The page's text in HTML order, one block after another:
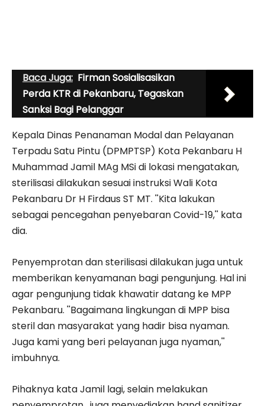
Baca Juga: Firman Sosialisasikan
Perda KTR di Pekanbaru, Tegaskan
Sanksi Bagi Pelanggar
Kepala Dinas Penanaman Modal dan Pelayanan
Terpadu Satu Pintu (DPMPTSP) Kota Pekanbaru H
Muhammad Jamil MAg MSi di lokasi mengatakan,
sterilisasi dilakukan sesuai instruksi Wali Kota
Pekanbaru Dr H Firdaus ST MT. ''Kita lakukan
sebagai pencegahan penyebaran Covid-19,'' kata
dia.
Penyemprotan dan sterilisasi dilakukan juga untuk
memberikan kenyamanan bagi pengunjung. Hal ini
agar pengunjung tidak khawatir datang ke MPP
Pekanbaru. ''Bagaimana lingkungan di MPP bisa
steril dan masyarakat yang hadir bisa nyaman.
Juga kami yang beri pelayanan juga nyaman,''
imbuhnya.
Pihaknya kata Jamil lagi, selain melakukan